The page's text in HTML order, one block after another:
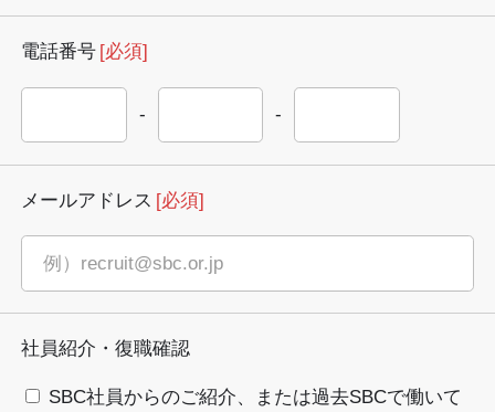
電話番号 [必須]
- -
メールアドレス [必須]
社員紹介・復職確認
SBC社員からのご紹介、または過去SBCで働いて